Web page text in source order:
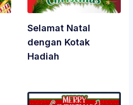
Selamat Natal
dengan Kotak
Hadiah